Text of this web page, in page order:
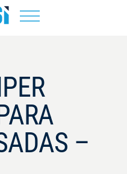
–